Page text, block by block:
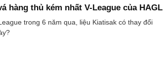
hàng thủ kém nhất V-League của HAGL
trong 6 năm qua, liệu Kiatisak có thay đổi